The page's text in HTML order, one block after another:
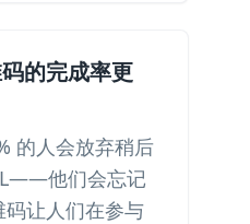
的完成率更
的人会放弃稍后
他们会忘记
让人们在参与